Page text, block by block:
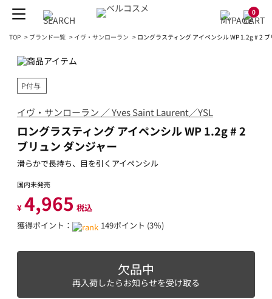
0
TOP > ブランド一覧 > イヴ・サンローラン > ロングラスティング アイペンシル WP 1.2g # 2
P付与
イヴ・サンローラン ／ Yves Saint Laurent／YSL
ロングラスティング アイペンシル WP 1.2g # 2
ブリュン ダンジャー
滑らかで長持ち、目を引くアイペンシル
国内未発売
¥ 4,965 税込
獲得ポイント：
149ポイント (3％)
欠品中
再入荷したらお知らせを受け取る